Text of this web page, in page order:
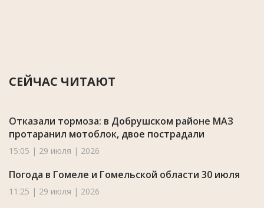
СЕЙЧАС ЧИТАЮТ
Отказали тормоза: в Добрушском районе МАЗ
протаранил мотоблок, двое пострадали
15:05 | 29 июля | 2026
Погода в Гомеле и Гомельской области 30 июля
11:25 | 29 июля | 2026